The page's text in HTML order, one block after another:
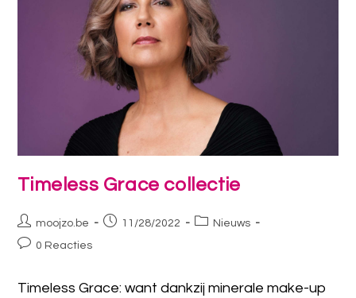
Timeless Grace collectie
moojzo.be 11/28/2022
Nieuws
0 Reacties
Timeless Grace: want dankzij minerale make-up